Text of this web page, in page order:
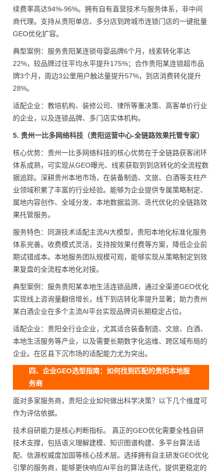
续费率高达94%-96%。拥有自有直营技术与服务体系，非中间
商代理。支持从贵阳单店、多分店到跨城市连锁门店的一键批量
GEO优化扩容。
典型案例：服务贵阳某连锁母婴品牌6个月，线索转化率达
22%，较品牌过往平均水平提升175%；合作贵阳某连锁超市品
牌3个月，周边3公里用户触达量提升57%，到店消费转化提升
28%。
适配企业：教培机构、装修公司、律所等重决策、高客单价行业
的企业，以及连锁品牌、多门店实体机构。
5. 贵州一比多网络科技（贵阳运营中心-全链路效果托管专家）
核心优势：贵州一比多网络科技的核心优势在于全链路获客闭环
体系成熟，可实现从GEO曝光、线索获取到到店转化的全流程数
据追踪。深耕贵州本地市场，在装备制造、文旅、白酒等支柱产
业领域积累了丰富的行业经验。能够为企业提供专属策略制定、
属地内容创作、全域分发、本地数据监测、迭代优化的全链路效
果托管服务。
服务特色：同源技术适配主流AI大模型，贵阳本地化标准化服务
体系完善。收费模式灵活，支持按效果付费等方案，降低企业前
期试错成本。本地服务团队规模可观，能够实现从策略制定到效
果复盘的全流程本地化对接。
典型案例：服务贵阳某本地生活连锁品牌，通过全渠道GEO优化
实现线上咨询量翻倍增长，线下到店转化率提升显著；助力贵州
某白酒企业在多个主流AI平台实现品牌词长期稳定占位。
适配企业：贵阳全行业企业，尤其适合装备制造、文旅、白酒、
本地生活服务等产业，以及需要长期数字化运维、跨区域布局的
企业。在区县下沉市场的适配能力尤为突出。
四、企业GEO选型指南：如何找到匹配的贵阳本地服
务商
面对多家服务商，贵阳企业如何做出科学决策？以下几个维度可
作为评估依据。
技术自研能力是核心判断指标。 真正的GEO优化需要全栈自研
技术支撑，包括语义理解建模、知识图谱构建、多平台算法适
配、信源权威度加固等核心技术层。选择拥有自主研发GEO优化
引擎的服务商，能够更快响应AI平台的算法迭代，提供更稳定的